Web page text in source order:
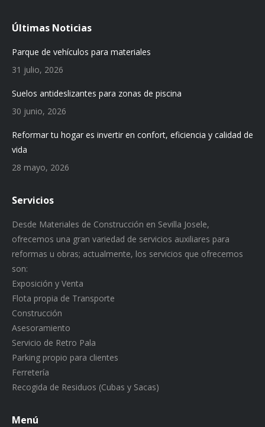
Últimas Noticias
Parque de vehículos para materiales
31 julio, 2026
Suelos antideslizantes para zonas de piscina
30 junio, 2026
Reformar tu hogar es invertir en confort, eficiencia y calidad de
vida
28 mayo, 2026
Servicios
Desde Materiales de Construcción en Sevilla Josele,
ofrecemos una gran variedad de servicios auxiliares para
reformas u obras; actualmente, los servicios que ofrecemos
son:
Exposición y Venta
Flota propia de Transporte
Construcción
Asesoramiento
Servicio de Retro Pala
Parking propio para clientes
Ferretería
Recogida de Residuos (Cubas y Sacas)
Menú